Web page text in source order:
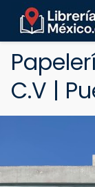
C.V |